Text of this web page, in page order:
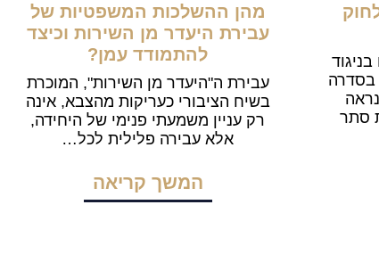
בסדרה
סתר
מהן ההשלכות המשפטיות של
עבירת היעדר מן השירות וכיצד
להתמודד עמן?
עבירת ה"היעדר מן השירות", המוכרת
בשיח הציבורי כעריקות מהצבא, אינה
רק עניין משמעתי פנימי של היחידה,
אלא עבירה פלילית לכל…
המשך קריאה